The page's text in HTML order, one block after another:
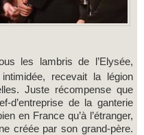
les lambris de l’Elysée,
recevait la légion
Juste récompense que
d’entreprise de la ganterie
en France qu’à l’étranger,
créée par son grand-père.